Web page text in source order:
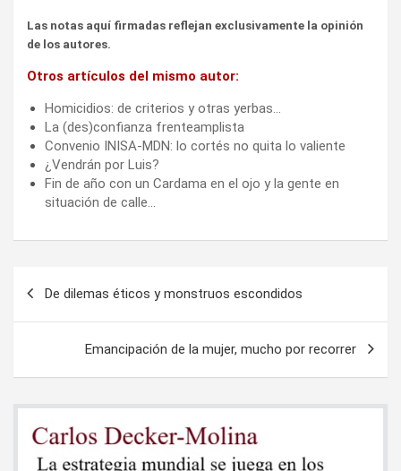
Las notas aquí firmadas reflejan exclusivamente la opinión
de los autores.
Otros artículos del mismo autor:
Homicidios: de criterios y otras yerbas…
La (des)confianza frenteamplista
Convenio INISA-MDN: lo cortés no quita lo valiente
¿Vendrán por Luis?
Fin de año con un Cardama en el ojo y la gente en
situación de calle…
entradas
De dilemas éticos y monstruos escondidos
Emancipación de la mujer, mucho por recorrer